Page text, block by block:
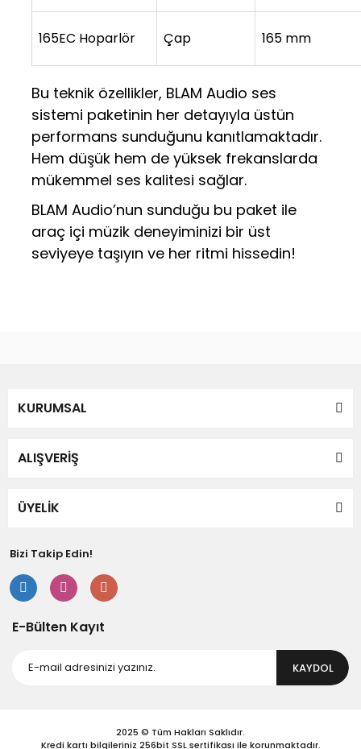
165EC Hoparlör Çap 165 mm
Bu teknik özellikler, BLAM Audio ses
sistemi paketinin her detayıyla üstün
performans sunduğunu kanıtlamaktadır.
Hem düşük hem de yüksek frekanslarda
mükemmel ses kalitesi sağlar.
BLAM Audio’nun sunduğu bu paket ile
araç içi müzik deneyiminizi bir üst
seviyeye taşıyın ve her ritmi hissedin!
Ürün resmi kalitesiz, bozuk veya görüntülenemiyor.
Ürün bilgilerinde hatalar bulunuyor.
Bu ürüne benzer farklı alternatifler olmalı.
KURUMSAL
ALIŞVERİŞ
ÜYELİK
Bizi Takip Edin!
E-Bülten Kayıt
KAYDOL
2025 © Tüm Hakları Saklıdır.
Kredi kartı bilgileriniz 256bit SSL sertifikası ile korunmaktadır.